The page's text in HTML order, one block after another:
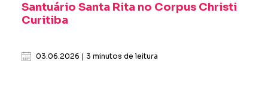
Santuário Santa Rita no Corpus Christi
Curitiba
03.06.2026 | 3 minutos de leitura